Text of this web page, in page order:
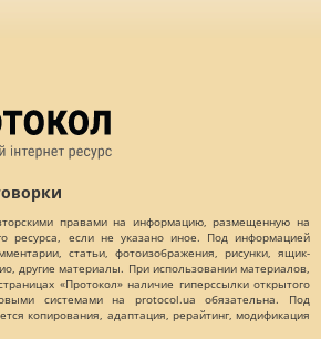
правами на информацию, размещенную на
ресурса, если не указано иное. Под информацией
статьи, фотоизображения, рисунки, ящик-
другие материалы. При использовании материалов,
«Протокол» наличие гиперссылки открытого
системами на protocol.ua обязательна. Под
копирования, адаптация, рерайтинг, модификация